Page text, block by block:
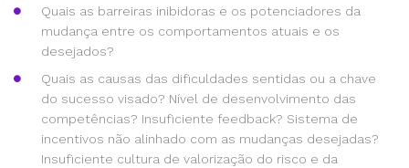
Quais as barreiras inibidoras e os potenciadores da
mudança entre os comportamentos atuais e os
desejados?
Quais as causas das dificuldades sentidas ou a chave
do sucesso visado? Nível de desenvolvimento das
competências? Insuficiente feedback? Sistema de
incentivos não alinhado com as mudanças desejadas?
Insuficiente cultura de valorização do risco e da